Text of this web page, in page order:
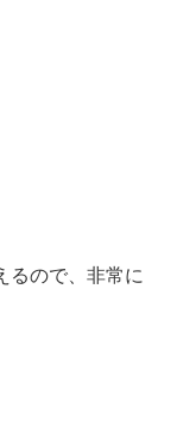
るので、非常に